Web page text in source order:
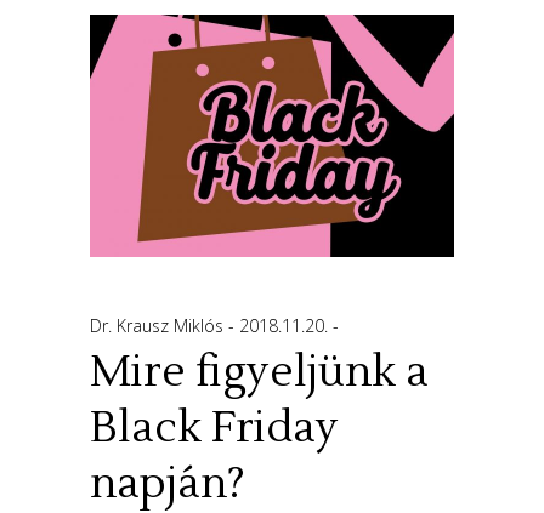
Dr. Krausz Miklós 2018.11.20.
Mire figyeljünk a
Black Friday
napján?